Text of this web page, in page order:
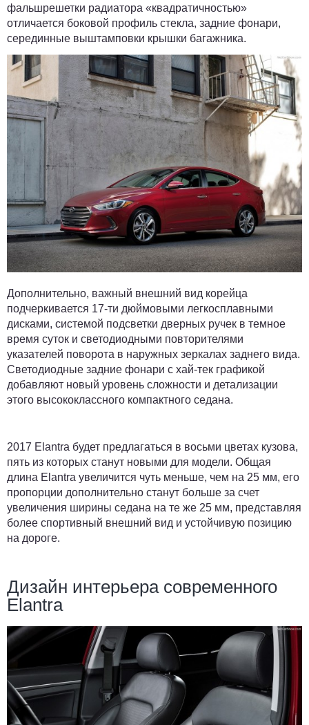
фальшрешетки радиатора «квадратичностью»
отличается боковой профиль стекла, задние фонари,
серединные выштамповки крышки багажника.
Дополнительно, важный внешний вид корейца
подчеркивается 17-ти дюймовыми легкосплавными
дисками, системой подсветки дверных ручек в темное
время суток и светодиодными повторителями
указателей поворота в наружных зеркалах заднего вида.
Светодиодные задние фонари с хай-тек графикой
добавляют новый уровень сложности и детализации
этого высококлассного компактного седана.
2017 Elantra будет предлагаться в восьми цветах кузова,
пять из которых станут новыми для модели. Общая
длина Elantra увеличится чуть меньше, чем на 25 мм, его
пропорции дополнительно станут больше за счет
увеличения ширины седана на те же 25 мм, представляя
более спортивный внешний вид и устойчивую позицию
на дороге.
Дизайн интерьера современного
Elantra